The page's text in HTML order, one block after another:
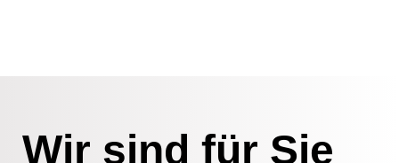
Wir sind für Sie